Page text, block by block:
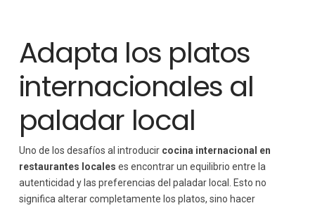
Adapta los platos
internacionales al
paladar local
Uno de los desafíos al introducir cocina internacional en
restaurantes locales es encontrar un equilibrio entre la
autenticidad y las preferencias del paladar local. Esto no
significa alterar completamente los platos, sino hacer